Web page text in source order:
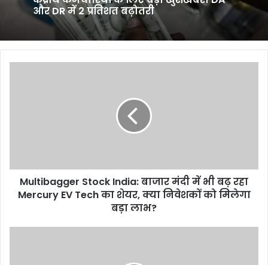
और DR में 2 प्रतिशत बढ़ोतरी
रहा
Mercury
EV
शेयर,
Multibagger Stock India: बाजार मंदी में भी बढ़ रहा
Mercury EV Tech का शेयर, क्या निवेशकों को मिलेगा
बड़ा लाभ?